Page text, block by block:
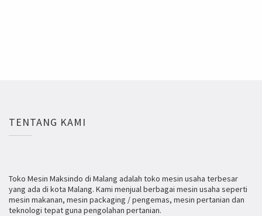
TENTANG KAMI
Toko Mesin Maksindo di Malang adalah toko mesin usaha terbesar
yang ada di kota Malang. Kami menjual berbagai mesin usaha seperti
mesin makanan, mesin packaging / pengemas, mesin pertanian dan
teknologi tepat guna pengolahan pertanian.